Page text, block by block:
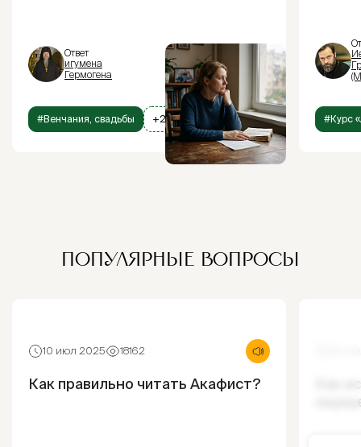
Ответ
игумена
Гермогена
#Венчания, свадьбы +2 #Курс
ПОПУЛЯРНЫЕ ВОПРОСЫ
10 июл 2025 18162
Как правильно читать Акафист?
Как